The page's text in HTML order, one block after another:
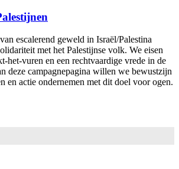
escalerend geweld in Israël/Palestina
met het Palestijnse volk. We eisen
het-vuren en een rechtvaardige vrede in de
deze campagnepagina willen we bewustzijn
en actie ondernemen met dit doel voor ogen.